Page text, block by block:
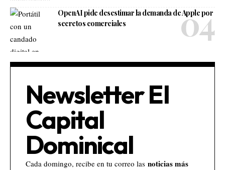
OpenAI pide desestimar la demanda de Apple por
secretos comerciales
Newsletter El
Capital
Dominical
Cada domingo, recibe en tu correo las noticias más